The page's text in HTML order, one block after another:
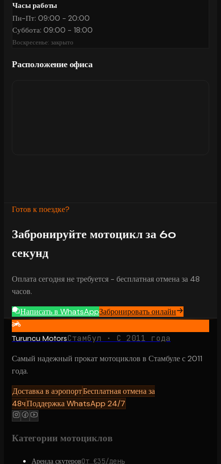
Часы работы
Пн-Пт: 09:00 - 20:00
Суббота: 09:00 - 18:00
Воскресенье: закрыто
Расположение офиса
Готов к поездке?
Забронируйте мотоцикл за 60
секунд
Оплата сегодня не требуется - бесплатная отмена за 48
часов.
Написать в WhatsAppЗабронировать онлайн
Turuncu MotorsСтамбул · С 2011 года
Самый надежный прокат мотоциклов в Стамбуле с 2011
года.
Доставка в аэропортБесплатная отмена за
48чПоддержка WhatsApp 24/7
Категории мотоциклов
Аренда скутеровОт €35/день